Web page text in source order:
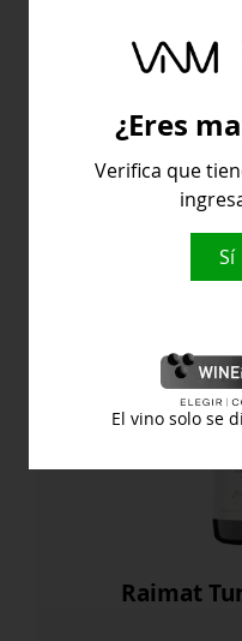
Raimat
¿Eres
Verifica que
Sí
El vino solo se